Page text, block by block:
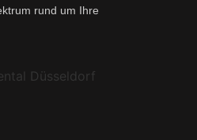
rund um Ihre